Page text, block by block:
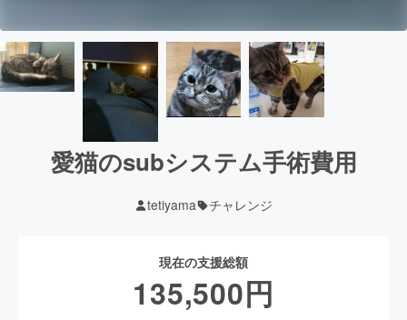
愛猫のsubシステム手術費用
tetiyama チャレンジ
現在の支援総額
135,500円